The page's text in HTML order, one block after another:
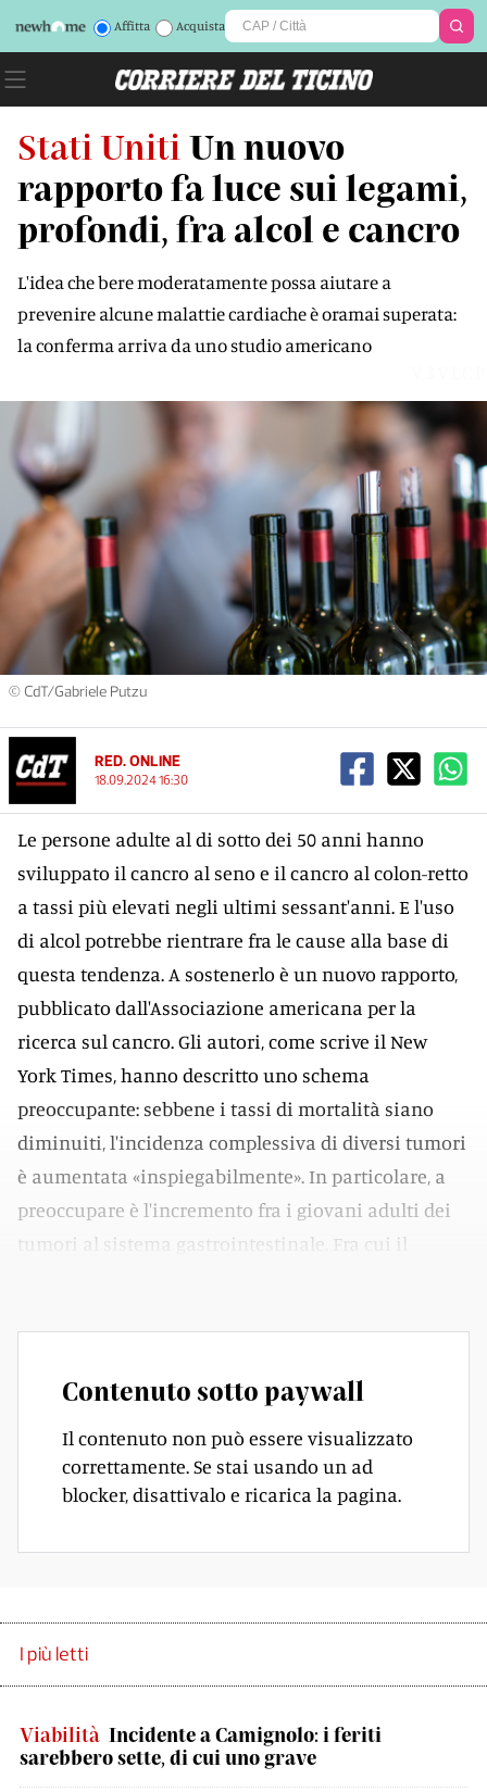
Affitta Acquista
Stati Uniti Un nuovo
rapporto fa luce sui legami,
profondi, fra alcol e cancro
L'idea che bere moderatamente possa aiutare a
prevenire alcune malattie cardiache è oramai superata:
la conferma arriva da uno studio americano
© CdT/Gabriele Putzu
RED. ONLINE
18.09.2024 16:30
Le persone adulte al di sotto dei 50 anni hanno
sviluppato il cancro al seno e il cancro al colon-retto
a tassi più elevati negli ultimi sessant'anni. E l'uso
di alcol potrebbe rientrare fra le cause alla base di
questa tendenza. A sostenerlo è un nuovo rapporto,
pubblicato dall'Associazione americana per la
ricerca sul cancro. Gli autori, come scrive il New
York Times, hanno descritto uno schema
preoccupante: sebbene i tassi di mortalità siano
diminuiti, l'incidenza complessiva di diversi tumori
è aumentata «inspiegabilmente». In particolare, a
preoccupare è l'incremento fra i giovani adulti dei
tumori al sistema gastrointestinale. Fra cui il
Contenuto sotto paywall
Il contenuto non può essere visualizzato
correttamente. Se stai usando un ad
blocker, disattivalo e ricarica la pagina.
I più letti
Viabilità Incidente a Camignolo: i feriti
sarebbero sette, di cui uno grave